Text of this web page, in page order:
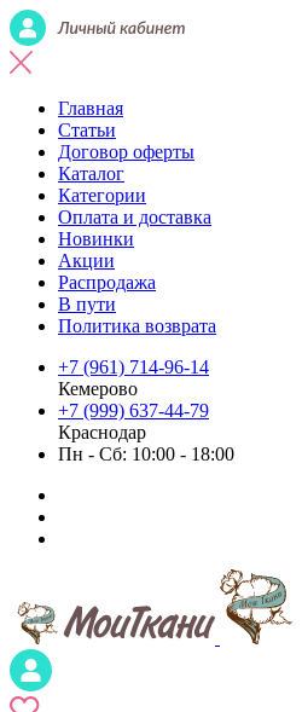
Главная
Статьи
Договор оферты
Каталог
Категории
Оплата и доставка
Новинки
Акции
Распродажа
В пути
Политика возврата
+7 (961) 714-96-14
Кемерово
+7 (999) 637-44-79
Краснодар
Пн - Сб: 10:00 - 18:00